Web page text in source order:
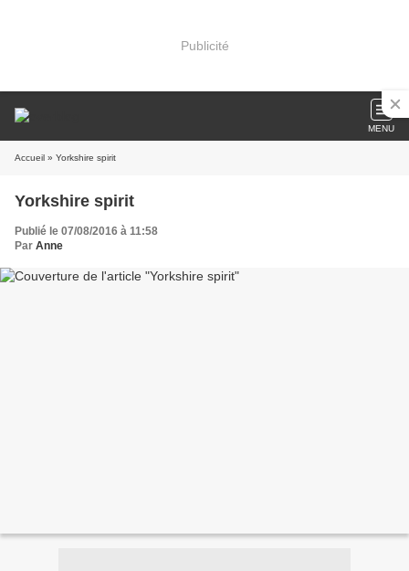
Publicité
MENU
Accueil » Yorkshire spirit
Yorkshire spirit
Publié le 07/08/2016 à 11:58
Par Anne